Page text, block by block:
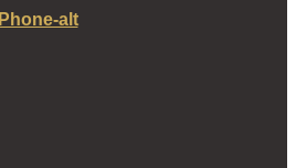
Phone-alt